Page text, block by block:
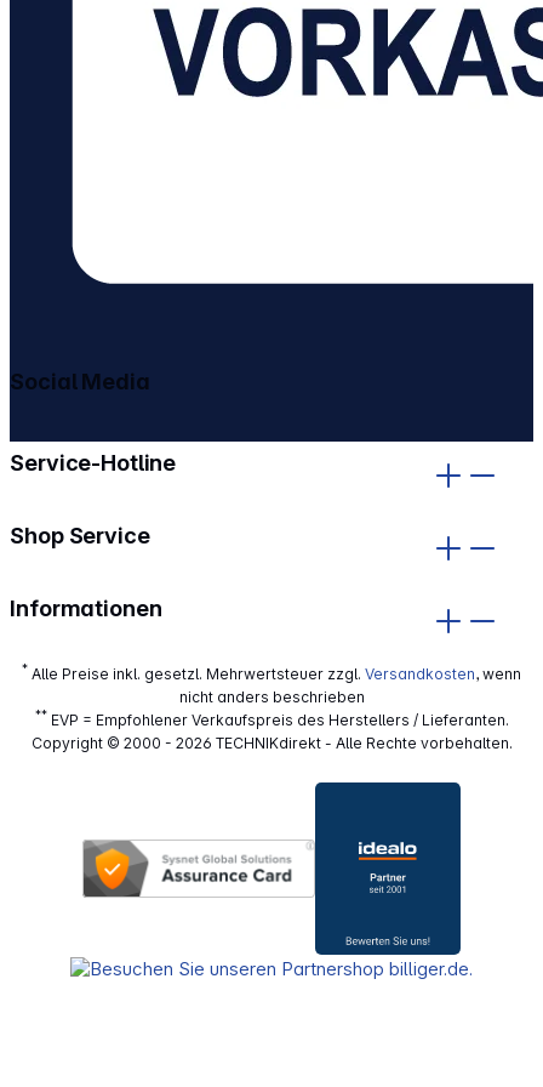
Service-Hotline
Shop Service
Informationen
Social Media
* Alle Preise inkl. gesetzl. Mehrwertsteuer zzgl. Versandkosten, wenn
nicht anders beschrieben
**EVP = Empfohlener Verkaufspreis des Herstellers / Lieferanten.
Copyright © 2000 - 2026 TECHNIKdirekt - Alle Rechte vorbehalten.